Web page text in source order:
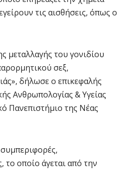
τις αισθήσεις, όπως ο
μεταλλαγής του γονιδίου
σεξ,
δήλωσε ο επικεφαλής
Ανθρωπολογίας & Υγείας
Πανεπιστήμιο της Νέας
συμπεριφορές,
το οποίο άγεται από την